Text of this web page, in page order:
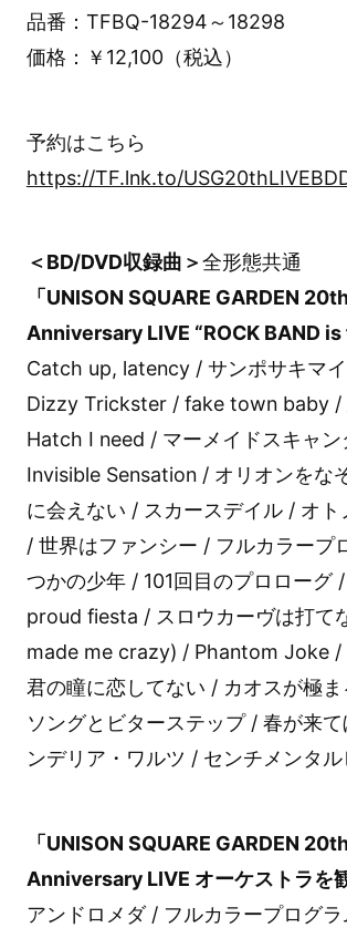
品番：TFBQ-18294～18298
価格：￥12,100（税込）
予約はこちら
https://TF.lnk.to/
＜BD/DVD収録曲＞全形態共通
「UNISON SQUARE GARDEN
Anniversary LIVE “ROCK BAND is
Catch up, latency / サンポサキマ
Dizzy Trickster / fake town baby /
Hatch I need / マーメイドスキャン
Invisible Sensation / オリオンをな
に会えない / スカースデイル / オト
/ 世界はファンシー / フルカラープ
つかの少年 / 101回目のプロローグ
proud fiesta / スロウカーヴは打て
made me crazy) / Phantom Joke /
君の瞳に恋してない / カオスが極
ソングとビターステップ / 春が来
ンデリア・ワルツ / センチメンタル
「UNISON SQUARE GARDEN
Anniversary LIVE オーケストラを
アンドロメダ / フルカラープログ